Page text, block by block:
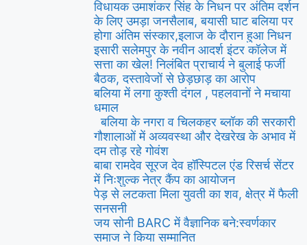
विधायक उमाशंकर सिंह के निधन पर अंतिम दर्शन
के लिए उमड़ा जनसैलाब, बयासी घाट बलिया पर
होगा अंतिम संस्कार,इलाज के दौरान हुआ निधन
इसारी सलेमपुर के नवीन आदर्श इंटर कॉलेज में
सत्ता का खेल! निलंबित प्राचार्य ने बुलाई फर्जी
बैठक, दस्तावेजों से छेड़छाड़ का आरोप
बलिया में लगा कुश्ती दंगल , पहलवानों ने मचाया
धमाल
बलिया के नगरा व चिलकहर ब्लॉक की सरकारी
गौशालाओं में अव्यवस्था और देखरेख के अभाव में
दम तोड़ रहे गोवंश
बाबा रामदेव सूरज देव हॉस्पिटल एंड रिसर्च सेंटर
में निःशुल्क नेत्र कैंप का आयोजन
पेड़ से लटकता मिला युवती का शव, क्षेत्र में फैली
सनसनी
जय सोनी BARC में वैज्ञानिक बने:स्वर्णकार
समाज ने किया सम्मानित